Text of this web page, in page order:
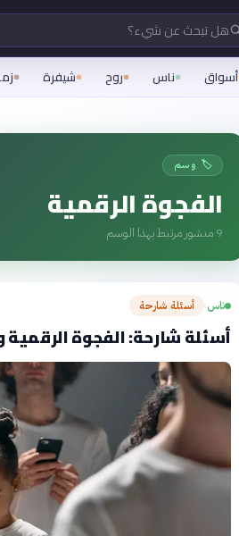
هل تبحث عن شيء؟
أسواق ناس روح شيفرة
🏷️ وسم
الفجوة الرقمية
9 منشور مرتبط بهذا الوسم
ناس› أسئلة شارحة
أسئلة شارحة: الفجوة الرقمية